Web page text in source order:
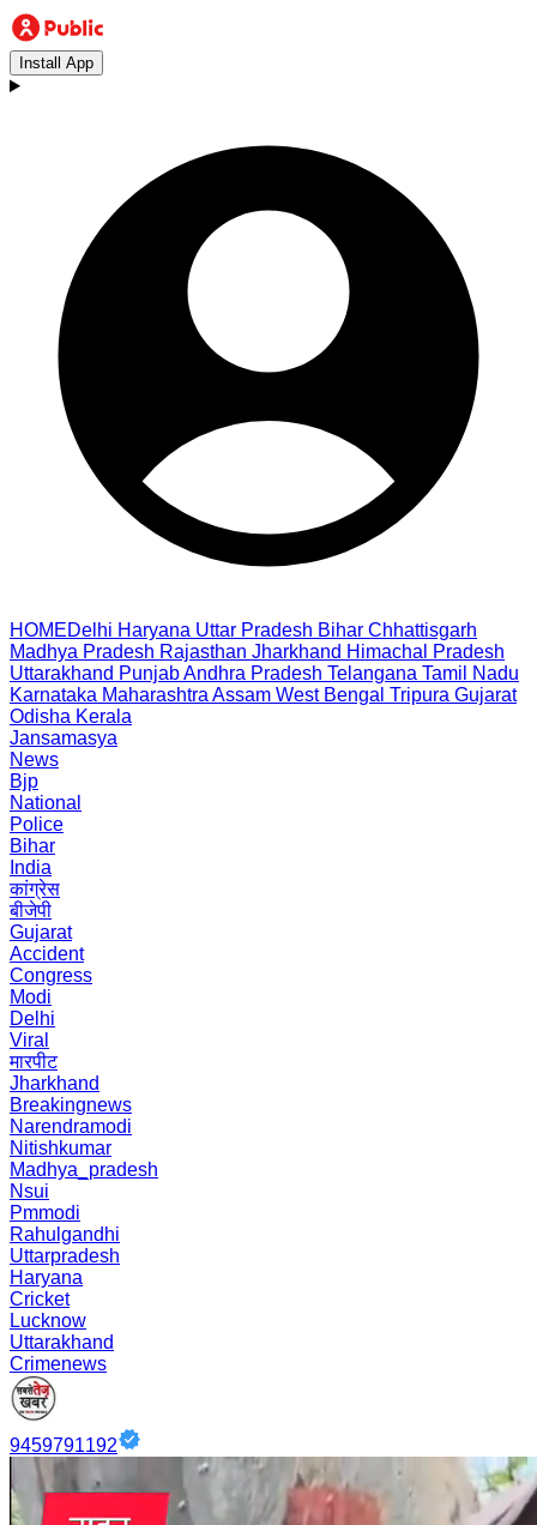
Install App
HOMEDelhi Haryana Uttar Pradesh Bihar Chhattisgarh
Madhya Pradesh Rajasthan Jharkhand Himachal Pradesh
Uttarakhand PunjabAndhra Pradesh Telangana Tamil Nadu
Karnataka Maharashtra Assam West Bengal Tripura Gujarat
Odisha Kerala
Jansamasya
News
Bjp
National
Police
Bihar
India
कांग्रेस
बीजेपी
Gujarat
Accident
Congress
Modi
Delhi
Viral
मारपीट
Jharkhand
Breakingnews
Narendramodi
Nitishkumar
Madhya_pradesh
Nsui
Pmmodi
Rahulgandhi
Uttarpradesh
Haryana
Cricket
Lucknow
Uttarakhand
Crimenews
9459791192